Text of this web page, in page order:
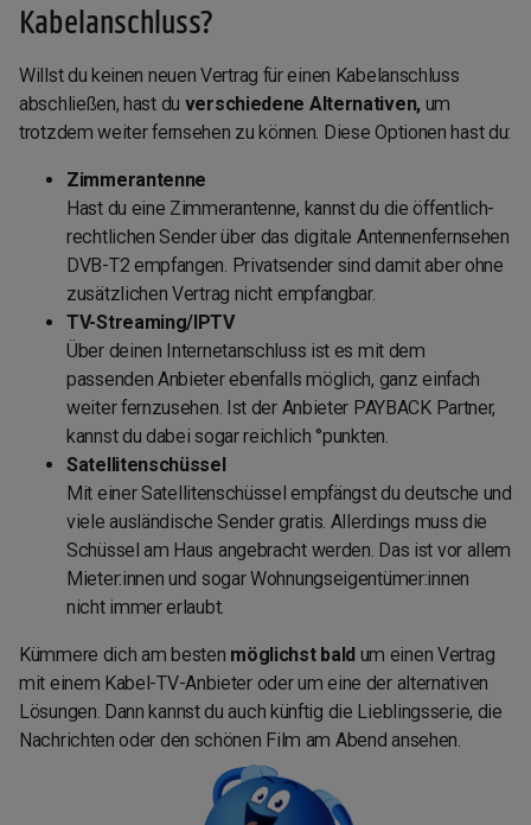
Kabelanschluss?
Willst du keinen neuen Vertrag für einen Kabelanschluss
abschließen, hast du verschiedene Alternativen, um
trotzdem weiter fernsehen zu können. Diese Optionen hast du:
Zimmerantenne
Hast du eine Zimmerantenne, kannst du die öffentlich-
rechtlichen Sender über das digitale Antennenfernsehen
DVB-T2 empfangen. Privatsender sind damit aber ohne
zusätzlichen Vertrag nicht empfangbar.
TV-Streaming/IPTV
Über deinen Internetanschluss ist es mit dem
passenden Anbieter ebenfalls möglich, ganz einfach
weiter fernzusehen. Ist der Anbieter PAYBACK Partner,
kannst du dabei sogar reichlich °punkten.
Satellitenschüssel
Mit einer Satellitenschüssel empfängst du deutsche und
viele ausländische Sender gratis. Allerdings muss die
Schüssel am Haus angebracht werden. Das ist vor allem
Mieter:innen und sogar Wohnungseigentümer:innen
nicht immer erlaubt.
Kümmere dich am besten möglichst bald um einen Vertrag
mit einem Kabel-TV-Anbieter oder um eine der alternativen
Lösungen. Dann kannst du auch künftig die Lieblingsserie, die
Nachrichten oder den schönen Film am Abend ansehen.